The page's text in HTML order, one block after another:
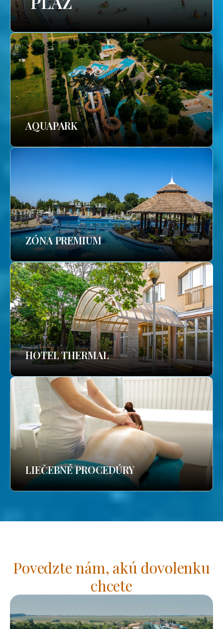
AQUAPARK
ZÓNA PREMIUM
HOTEL THERMAL
LIEČEBNÉ PROCEDÚRY
Povedzte nám, akú dovolenku
chcete